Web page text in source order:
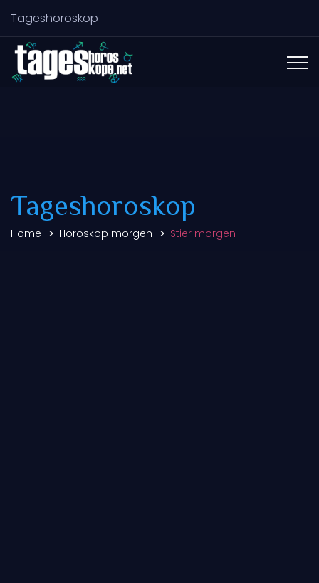
Tageshoroskop
Tageshoroskop
Home Horoskop morgen Stier morgen